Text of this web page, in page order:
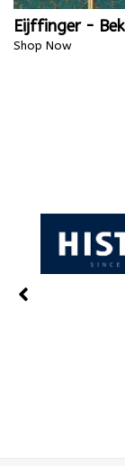
Eijffinger -
Shop Now